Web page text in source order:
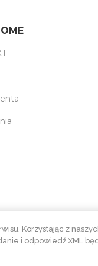
Korzystając z
i odpowiedź XML